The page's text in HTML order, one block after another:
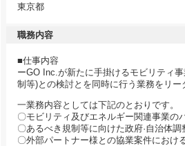
東京都
職務内容
■仕事内容
ーGO Inc.が新たに手掛けるモビリティ
制等)との検討とを同時に行う業務をリー
一業務内容としては下記のとおりです。
〇モビリティ及びエネルギー関連事業の
〇あるべき規制等に向けた政府·自治体調
〇外部パートナー様との協業案件におけ